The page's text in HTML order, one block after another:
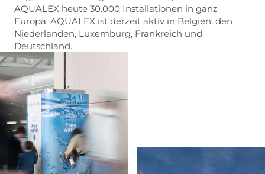
AQUALEX heute 30.000 Installationen in ganz
Europa. AQUALEX ist derzeit aktiv in Belgien, den
Niederlanden, Luxemburg, Frankreich und
Deutschland.